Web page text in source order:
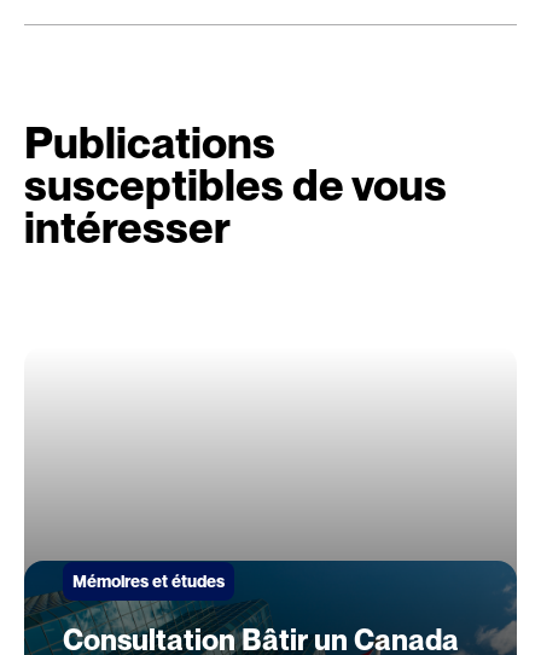
Publications
susceptibles de vous
intéresser
Mémoires et études
Consultation Bâtir un Canada